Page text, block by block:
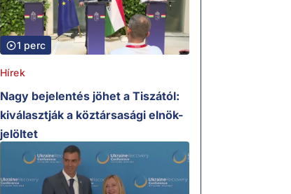
1 perc
Hírek
Nagy bejelentés jöhet a Tiszától:
kiválasztják a köztársasági elnök-
jelöltet